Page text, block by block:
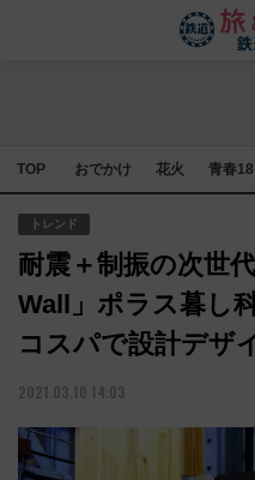
TOP おでかけ 花火 青春
トレンド
耐震＋制振の次世
Wall」ポラス暮し
コスパで設計デザ
2021.03.10 14:03